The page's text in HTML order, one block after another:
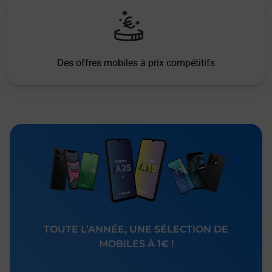
Des offres mobiles à prix compétitifs
TOUTE L’ANNÉE, UNE SÉLECTION DE
MOBILES À 1€ !